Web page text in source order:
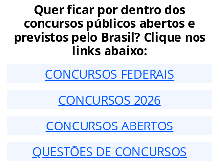
Quer ficar por dentro dos
concursos públicos abertos e
previstos pelo Brasil? Clique nos
links abaixo:
CONCURSOS FEDERAIS
CONCURSOS 2026
CONCURSOS ABERTOS
QUESTÕES DE CONCURSOS